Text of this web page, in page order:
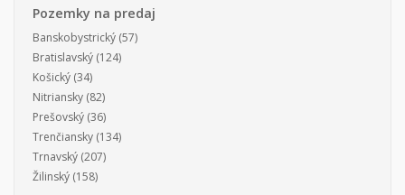
Pozemky na predaj
Banskobystrický (57)
Bratislavský (124)
Košický (34)
Nitriansky (82)
Prešovský (36)
Trenčiansky (134)
Trnavský (207)
Žilinský (158)